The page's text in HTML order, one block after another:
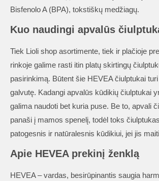
Bisfenolo A (BPA), tokstiškų medžiagų.
Kuo naudingi apvalūs
Tiek Lioli shop asortimente, tiek ir plačioje
rinkoje galime rasti itin platų skirtingų
pasirinkimą. Būtent šie HEVEA čiulptukai
galvutę. Kadangi apvalūs kūdikių čiulptukai
galima naudoti bet kuria puse. Be to, apvali
panaši į mamos spenelį, todėl toks
patogesnis ir natūralesnis kūdikiui, jei jis
Apie HEVEA prekinį ženklą
HEVEA – vardas, besirūpinantis saugia